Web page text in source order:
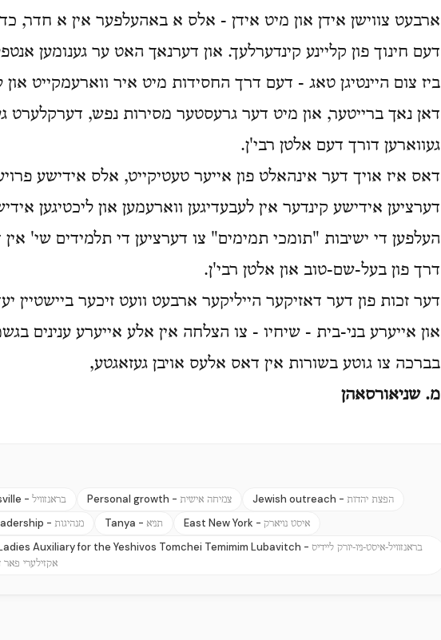
ארבעט צווישן אידן און מיט אידן - אלס א באהעלפער אין א חדר,
דעם חינוך פון קליינע קינדערלעך. און דערנאך האט ער גענומען
ביז צום היינטיגן טאג - דעם דרך החסידות מיט איר ווארעמקייט און
דאן נאך ברייטער, און מיט דער גרעסטער מסירות נפש, דערקלערט
געווארען דורך דעם אלטן רבי'ן.
דאס איז אויך דער אינהאלט פון אייער טעטיקייט, אלס אידישע
דערציען אידישע קינדער אין לעבעדיגען ווארעמען און ליכטיגען
העלפען די ישיבות "תומכי תמימים" צו דערציען די תלמידים שי' אין
דרך פון בעל-שם-טוב און אלטן רבי'ן.
דער זכות פון דער דאזיקער הייליקער ארבעט וועט זיכער ביישטיין
און אייערע בני-בית - שיחיו - צו הצלחה אין אלע אייערע ענינים
בברכה צו גוטע בשורות אין דאס אלעס אויבן געזאגטע,
מ. שניאורסאהן
- בראנזוויל Personal growth - צמיחה אישית Jewish outreach - הפצת יהדות
- מנהיגות Tanya - תניא East New York - איסט נויארק
Auxiliary for the Yeshivos Tomchei Temimim Lubavitch - בראנזוויל-איסט-ניו-יורק ליידיס
אקזילערי פאר